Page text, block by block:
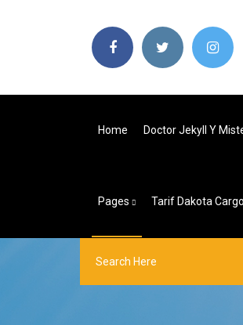
Home Doctor Jekyll Y
Pages Tarif Dakota